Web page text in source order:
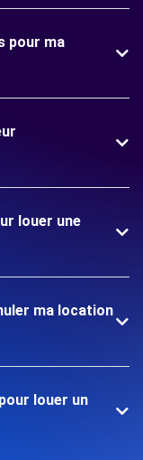
pour ma
louer une
ma location
louer un